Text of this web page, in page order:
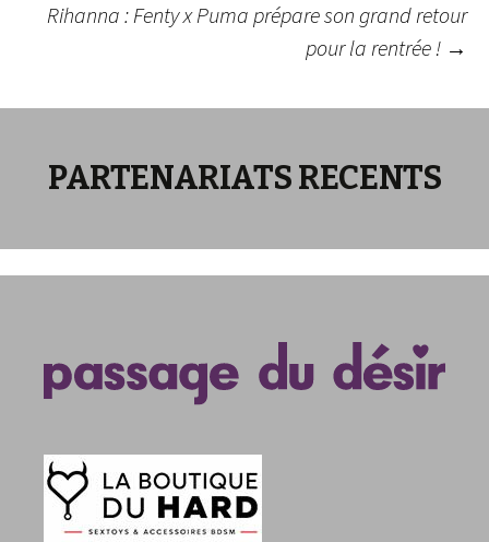
des
articles
Rihanna : Fenty x Puma prépare son grand retour
pour la rentrée ! →
PARTENARIATS RECENTS